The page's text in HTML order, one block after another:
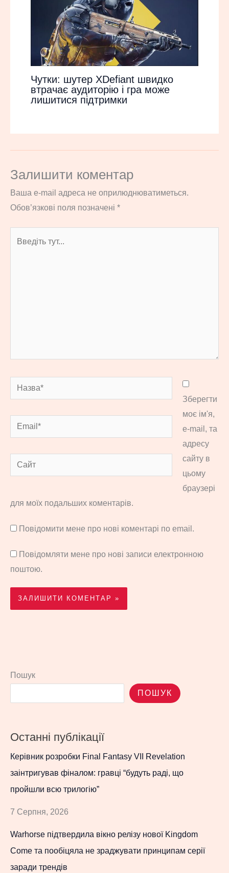
Чутки: шутер XDefiant швидко
втрачає аудиторію і гра може
лишитися підтримки
Залишити коментар
Ваша e-mail адреса не оприлюднюватиметься.
Обов’язкові поля позначені *
Назва*
Email*
Сайт
Зберегти
моє ім'я,
e-mail, та
адресу
сайту в
цьому
браузері
для моїх подальших коментарів.
Повідомити мене про нові коментарі по email.
Повідомляти мене про нові записи електронною
поштою.
Пошук
ПОШУК
Останні публікації
Керівник розробки Final Fantasy VII Revelation
заінтригував фіналом: гравці “будуть раді, що
пройшли всю трилогію”
7 Серпня, 2026
Warhorse підтвердила вікно релізу нової Kingdom
Come та пообіцяла не зраджувати принципам серії
заради трендів